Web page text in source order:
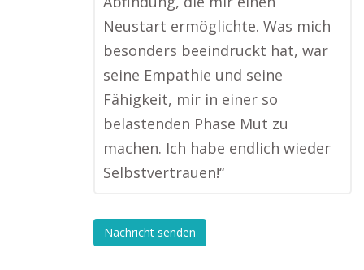
Neustart ermöglichte. Was mich
besonders beeindruckt hat, war
seine Empathie und seine
Fähigkeit, mir in einer so
belastenden Phase Mut zu
machen. Ich habe endlich wieder
Selbstvertrauen!“
Nachricht senden